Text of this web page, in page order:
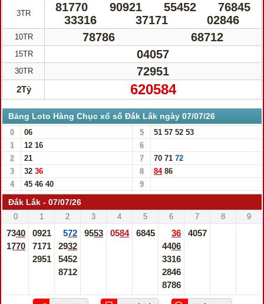
3TR 81770 90921 55452
76845
33316
37171 02846
10TR 78786 68712
15TR 04057
30TR 72951
2Tỷ 620584
Bảng Loto Hàng Chục xổ số Đắk Lắk ngày 07/07/26
0 06 5 51 57 52 53
1
12 16
6
2
21 7 70 71 72
3
32 36 8 84 86
4
45 46 40 9
Đắk Lắk - 07/07/26
0 1 2 3 4 5 6 7 8 9
7340
1770
0921
7171
2951
572
2932
5452
8712
9553 0584 6845
36
4406
3316
2846
8786
4057